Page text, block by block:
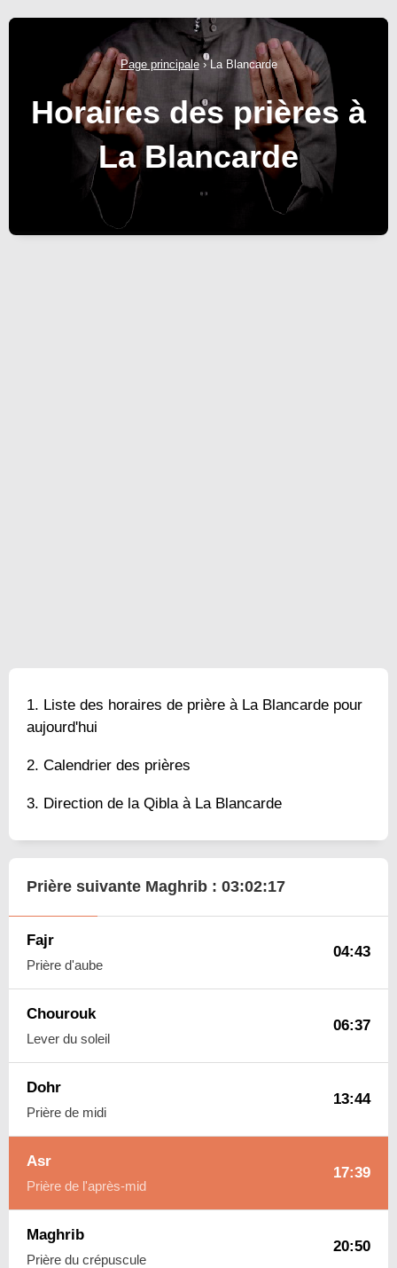
Page principale›La Blancarde
Horaires des prières à
La Blancarde
Liste des horaires de prière à La Blancarde pour
aujourd'hui
Calendrier des prières
Direction de la Qibla à La Blancarde
Prière suivante Maghrib : 03:02:16
Fajr
Prière d'aube
04:43
Chourouk
Lever du soleil
06:37
Dohr
Prière de midi
13:44
Asr
Prière de l'après-mid
17:39
Maghrib
Prière du crépuscule
20:50